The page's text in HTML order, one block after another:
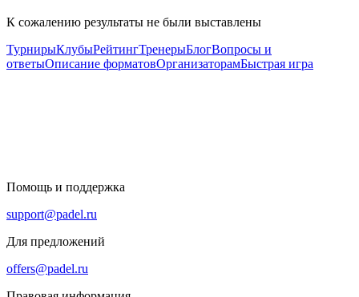
К сожалению результаты не были выставлены
ТурнирыКлубыРейтингТренерыБлогВопросы и
ответыОписание форматовОрганизаторамБыстрая игра
Помощь и поддержка
support@padel.ru
Для предложений
offers@padel.ru